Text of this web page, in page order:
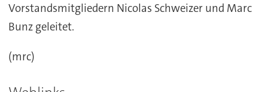
Vorstandsmitgliedern Nicolas Schweizer und Marc
Bunz geleitet.
(mrc)